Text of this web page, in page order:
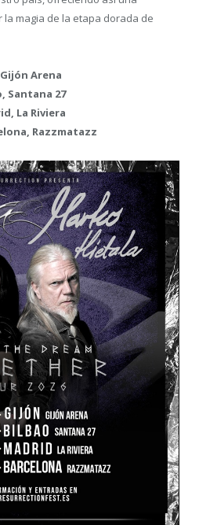
magia de la etapa dorada de
Arena
Santana 27
La Riviera
Razzmatazz